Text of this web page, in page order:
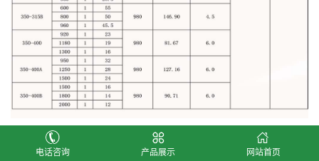
注意：表内气蚀余量仅在380v/50hz时获得，大于
电话咨询 产品展示 网站首页